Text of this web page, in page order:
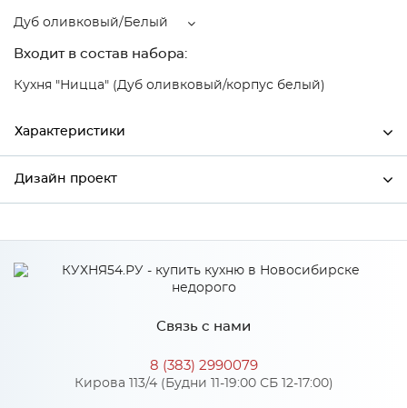
Дуб оливковый/Белый
Входит в состав набора:
Кухня "Ницца" (Дуб оливковый/корпус белый)
Характеристики
Ширина
Сурская мебель
Дуб оливковый/Белый
МДФ
Дизайн проект
*
Связь с нами
8 (383) 2990079
Кирова 113/4 (Будни 11-19:00 СБ 12-17:00)